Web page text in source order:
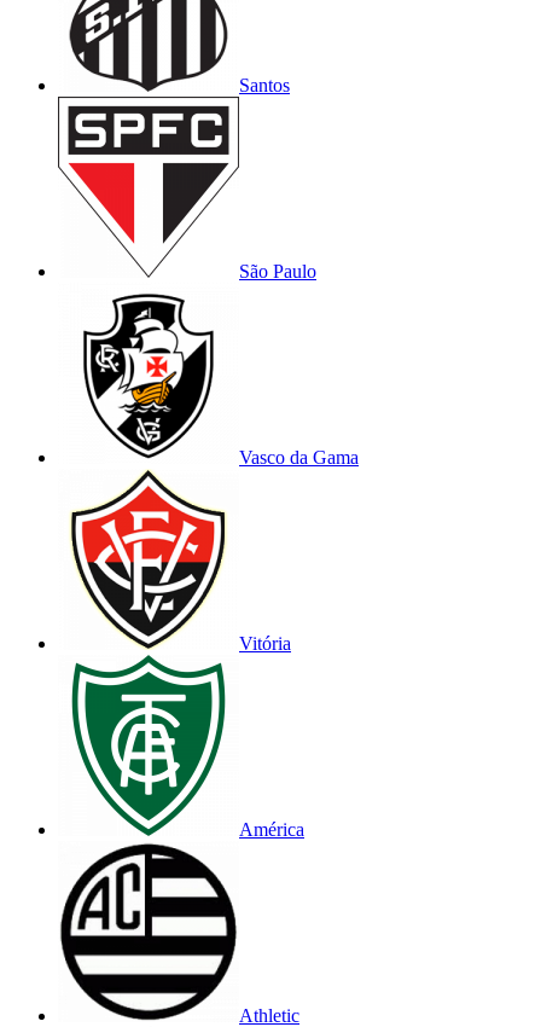
Santos
São Paulo
Vasco da Gama
Vitória
América
Athletic